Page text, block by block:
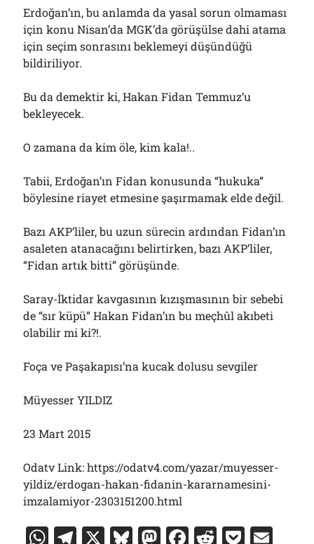
Erdoğan’ın, bu anlamda da yasal sorun olmaması
için konu Nisan’da MGK’da görüşülse dahi atama
için seçim sonrasını beklemeyi düşündüğü
bildiriliyor.
Bu da demektir ki, Hakan Fidan Temmuz’u
bekleyecek.
O zamana da kim öle, kim kala!..
Tabii, Erdoğan’ın Fidan konusunda “hukuka”
böylesine riayet etmesine şaşırmamak elde değil.
Bazı AKP’liler, bu uzun sürecin ardından Fidan’ın
asaleten atanacağını belirtirken, bazı AKP’liler,
“Fidan artık bitti” görüşünde.
Saray-İktidar kavgasının kızışmasının bir sebebi
de “sır küpü” Hakan Fidan’ın bu meçhûl akıbeti
olabilir mi ki?!.
Foça ve Paşakapısı’na kucak dolusu sevgiler
Müyesser YILDIZ
23 Mart 2015
Odatv Link: https://odatv4.com/yazar/muyesser-
yildiz/erdogan-hakan-fidanin-kararnamesini-
imzalamiyor-2303151200.html
W T X Bl M F R P